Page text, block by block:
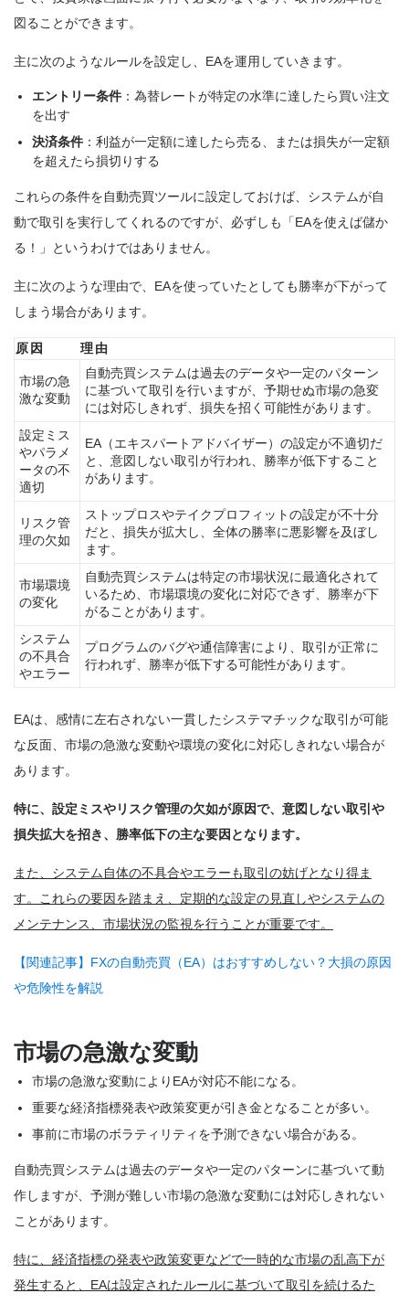
図ることができます。
主に次のようなルールを設定し、EAを運用していきます。
エントリー条件 ：為替レートが特定の水準に達したら買い注文
を出す
決済条件 ：利益が一定額に達したら売る、または損失が一定額
を超えたら損切りする
これらの条件を自動売買ツールに設定しておけば、システムが自
動で取引を実行してくれるのですが、必ずしも「EAを使えば儲か
る！」というわけではありません。
主に次のような理由で、EAを使っていたとしても勝率が下がって
しまう場合があります。
原因 理由
市場の急
激な変動
自動売買システムは過去のデータや一定のパターン
に基づいて取引を行いますが、予期せぬ市場の急変
には対応しきれず、損失を招く可能性があります。
設定ミス
やパラメ
ータの不
適切
EA（エキスパートアドバイザー）の設定が不適切だ
と、意図しない取引が行われ、勝率が低下すること
があります。
リスク管
理の欠如
ストップロスやテイクプロフィットの設定が不十分
だと、損失が拡大し、全体の勝率に悪影響を及ぼし
ます。
市場環境
の変化
自動売買システムは特定の市場状況に最適化されて
いるため、市場環境の変化に対応できず、勝率が下
がることがあります。
システム
の不具合
やエラー
プログラムのバグや通信障害により、取引が正常に
行われず、勝率が低下する可能性があります。
EAは、感情に左右されない一貫したシステマチックな取引が可能
な反面、市場の急激な変動や環境の変化に対応しきれない場合が
あります。
特に、設定ミスやリスク管理の欠如が原因で、意図しない取引や
損失拡大を招き、勝率低下の主な要因となります。
また、システム自体の不具合やエラーも取引の妨げとなり得ま
す。これらの要因を踏まえ、定期的な設定の見直しやシステムの
メンテナンス、市場状況の監視を行うことが重要です。
【関連記事】FXの自動売買（EA）はおすすめしない？大損の原因
や危険性を解説
市場の急激な変動
市場の急激な変動によりEAが対応不能になる。
重要な経済指標発表や政策変更が引き金となることが多い。
事前に市場のボラティリティを予測できない場合がある。
自動売買システムは過去のデータや一定のパターンに基づいて動
作しますが、予測が難しい市場の急激な変動には対応しきれない
ことがあります。
特に、経済指標の発表や政策変更などで一時的な市場の乱高下が
発生すると、EAは設定されたルールに基づいて取引を続けるた